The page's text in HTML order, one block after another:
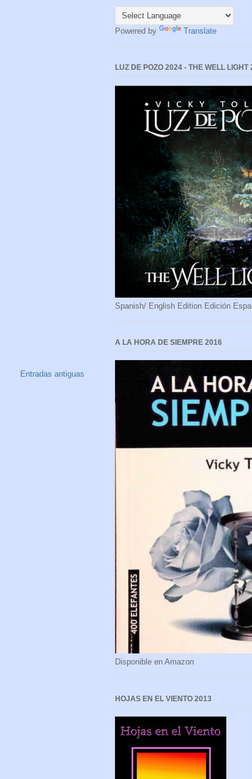
Entradas antiguas
Powered by Translate
LUZ DE POZO 2024 - THE WELL LIGHT
Spanish/ English Edition Edición
A LA HORA DE SIEMPRE 2016
Disponible en Amazon
HOJAS EN EL VIENTO 2013